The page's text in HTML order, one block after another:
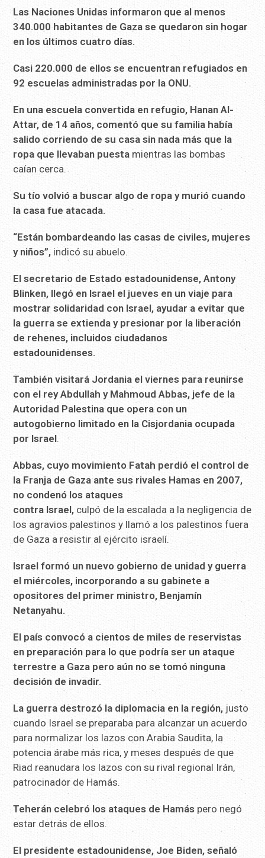
Las Naciones Unidas informaron que al menos
340.000 habitantes de Gaza se quedaron sin hogar
en los últimos cuatro días.
Casi 220.000 de ellos se encuentran refugiados en
92 escuelas administradas por la ONU.
En una escuela convertida en refugio, Hanan Al-
Attar, de 14 años, comentó que su familia había
salido corriendo de su casa sin nada más que la
ropa que llevaban puesta mientras las bombas
caían cerca.
Su tío volvió a buscar algo de ropa y murió cuando
la casa fue atacada.
“Están bombardeando las casas de civiles, mujeres
y niños”, indicó su abuelo.
El secretario de Estado estadounidense, Antony
Blinken, llegó en Israel el jueves en un viaje para
mostrar solidaridad con Israel, ayudar a evitar que
la guerra se extienda y presionar por la liberación
de rehenes, incluidos ciudadanos
estadounidenses.
También visitará Jordania el viernes para reunirse
con el reyAbdullah y Mahmoud Abbas, jefe de la
Autoridad Palestina que opera con un
autogobierno limitado en la Cisjordania ocupada
por Israel.
Abbas, cuyo movimiento Fatah perdió el control de
la Franja de Gaza ante sus rivales Hamas en 2007,
no condenó los ataques
contra Israel, culpó de la escalada a la negligencia de
los agravios palestinos y llamó a los palestinos fuera
de Gaza a resistir al ejército israelí.
Israel formó un nuevo gobierno de unidad y guerra
el miércoles, incorporando a su gabinete a
opositores del primer ministro, Benjamín
Netanyahu.
El país convocó a cientos de miles de reservistas
en preparación para lo que podría ser un ataque
terrestre a Gaza pero aún no se tomó ninguna
decisión de invadir.
La guerra destrozó la diplomacia en la región, justo
cuando Israel se preparaba para alcanzar un acuerdo
para normalizar los lazos con Arabia Saudita, la
potencia árabe más rica, y meses después de que
Riad reanudara los lazos con su rival regional Irán,
patrocinador de Hamás.
Teherán celebró los ataques de Hamás pero negó
estar detrás de ellos.
El presidente estadounidense, Joe Biden, señaló